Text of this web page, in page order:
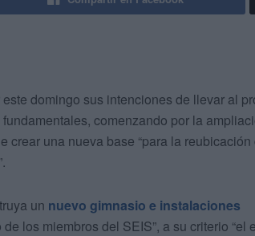
domingo sus intenciones de llevar al
comenzando por la
crear una nueva base “para la
”.
un nuevo gimnasio e instalaciones
los miembros del SEIS”, a su criterio “el